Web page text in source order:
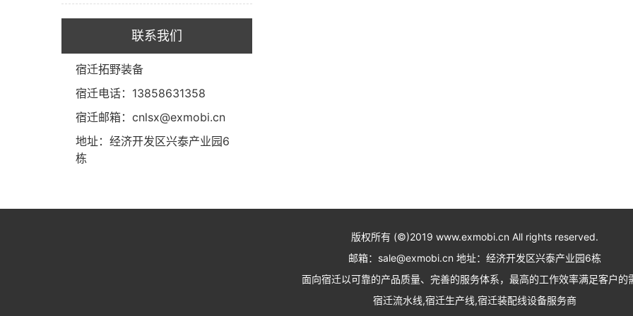
联系我们
宿迁拓野装备
宿迁电话：13858631358
宿迁邮箱：cnlsx@exmobi.cn
地址：经济开发区兴泰产业园6
栋
版权所有 (©)2019 www.exmobi.cn All rights reserved.
邮箱：sale@exmobi.cn 地址：经济开发区兴泰产业园6栋
面向宿迁以可靠的产品质量、完善的服务体系，最高的工作效率满足客户的
宿迁流水线,宿迁生产线,宿迁装配线设备服务商